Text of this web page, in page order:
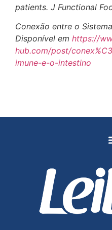
patients. J Functional
Conexão entre o
Disponível em https://
hub.com/post/
imune-e-o-intestino